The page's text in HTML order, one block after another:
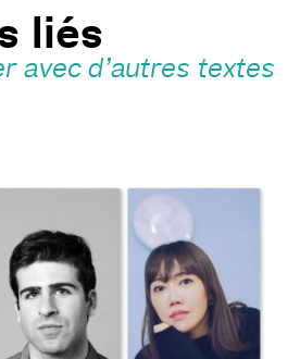
liés
avec d’autres textes